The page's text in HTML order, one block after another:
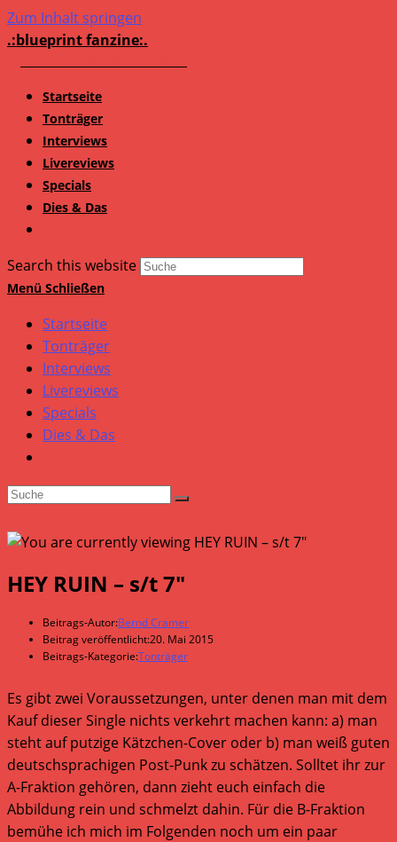
Zum Inhalt springen
.:blueprint fanzine:.
Startseite
Tonträger
Interviews
Livereviews
Specials
Dies & Das
Search this website
Menü Schließen
Startseite
Tonträger
Interviews
Livereviews
Specials
Dies & Das
HEY RUIN – s/t 7″
Beitrags-Autor:Bernd Cramer
Beitrag veröffentlicht:20. Mai 2015
Beitrags-Kategorie:Tonträger
Es gibt zwei Voraussetzungen, unter denen man mit dem
Kauf dieser Single nichts verkehrt machen kann: a) man
steht auf putzige Kätzchen-Cover oder b) man weiß guten
deutschsprachigen Post-Punk zu schätzen. Solltet ihr zur
A-Fraktion gehören, dann zieht euch einfach die
Abbildung rein und schmelzt dahin. Für die B-Fraktion
bemühe ich mich im Folgenden noch um ein paar